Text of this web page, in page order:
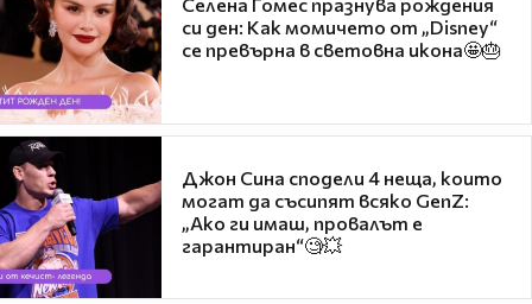
си ден: Как момичето от „Disney“
се превърна в световна икона🤩🎂
Джон Сина сподели 4 неща, които
могат да съсипят всяко GenZ:
„Ако ги имаш, провалът е
гарантиран“🧐💥